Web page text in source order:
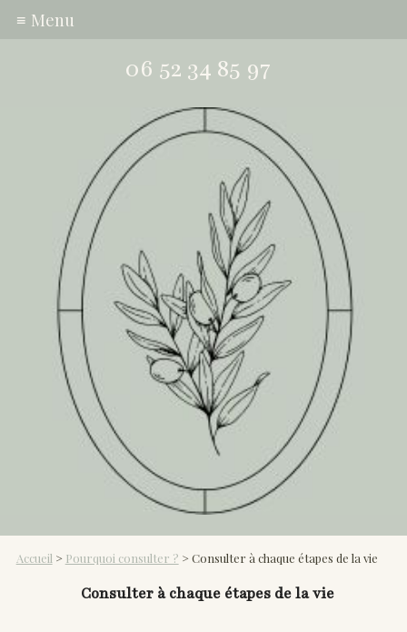
06 52 34 85 97
≡ Menu
Accueil > Pourquoi consulter ? > Consulter à chaque étapes de la vie
Consulter à chaque étapes de la vie